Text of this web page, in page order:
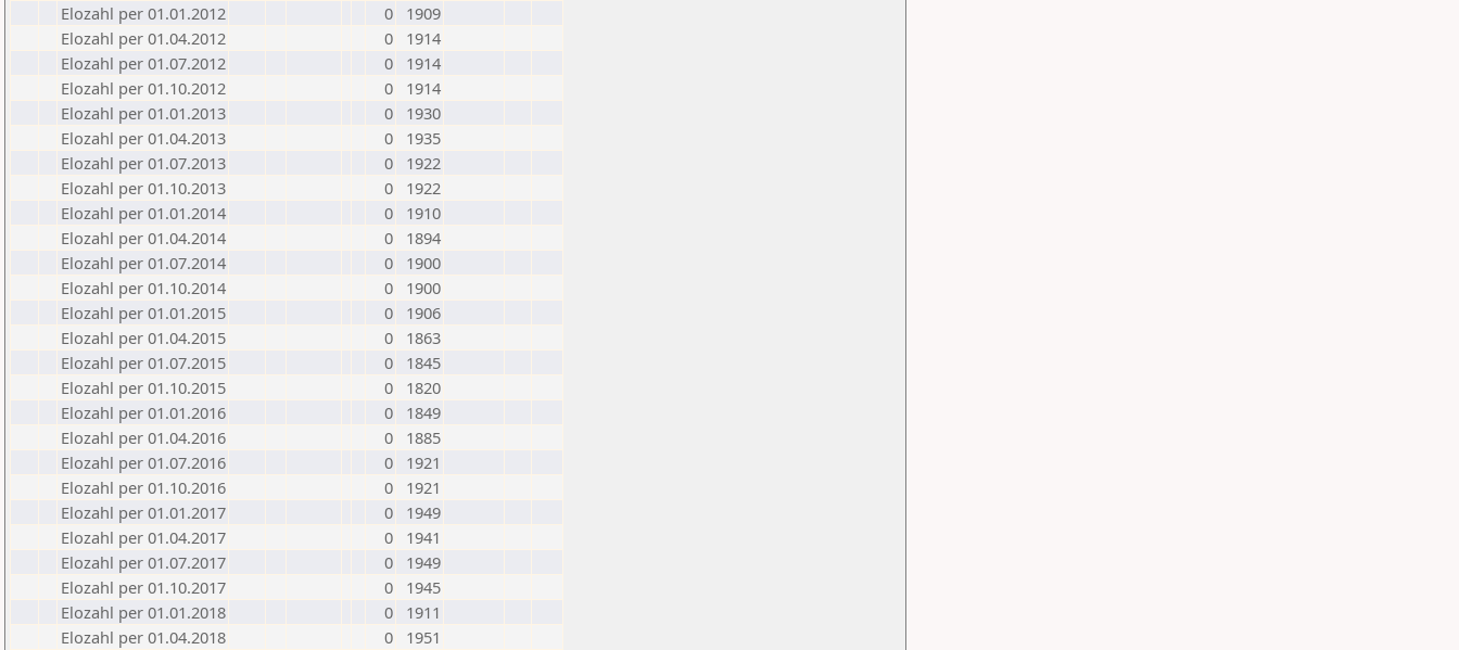
Elozahl per 01.01.2012
0
1909
Elozahl per 01.04.2012
0
1914
Elozahl per 01.07.2012
0
1914
Elozahl per 01.10.2012
0
1914
Elozahl per 01.01.2013
0
1930
Elozahl per 01.04.2013
0
1935
Elozahl per 01.07.2013
0
1922
Elozahl per 01.10.2013
0
1922
Elozahl per 01.01.2014
0
1910
Elozahl per 01.04.2014
0
1894
Elozahl per 01.07.2014
0
1900
Elozahl per 01.10.2014
0
1900
Elozahl per 01.01.2015
0
1906
Elozahl per 01.04.2015
0
1863
Elozahl per 01.07.2015
0
1845
Elozahl per 01.10.2015
0
1820
Elozahl per 01.01.2016
0
1849
Elozahl per 01.04.2016
0
1885
Elozahl per 01.07.2016
0
1921
Elozahl per 01.10.2016
0
1921
Elozahl per 01.01.2017
0
1949
Elozahl per 01.04.2017
0
1941
Elozahl per 01.07.2017
0
1949
Elozahl per 01.10.2017
0
1945
Elozahl per 01.01.2018
0
1911
Elozahl per 01.04.2018
0
1951